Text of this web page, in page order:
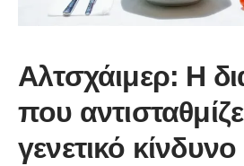
Αλτσχάιμερ: Η
που
γενετικό κίνδυνο